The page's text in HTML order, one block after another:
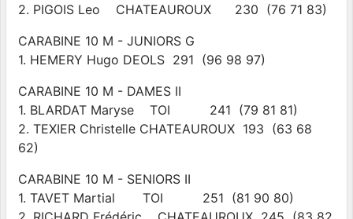
2. PIGOIS Leo CHATEAUROUX 230 (76 71 83)
CARABINE 10 M - JUNIORS G
1. HEMERY Hugo DEOLS 291 (96 98 97)
CARABINE 10 M - DAMES II
1. BLARDAT Maryse TOI 241 (79 81 81)
2. TEXIER Christelle CHATEAUROUX 193 (63 68
62)
CARABINE 10 M - SENIORS II
1. TAVET Martial TOI 251 (81 90 80)